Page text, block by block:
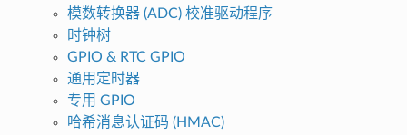
模数转换器 (ADC) 校准驱动程序
时钟树
GPIO & RTC GPIO
通用定时器
专用 GPIO
哈希消息认证码 (HMAC)